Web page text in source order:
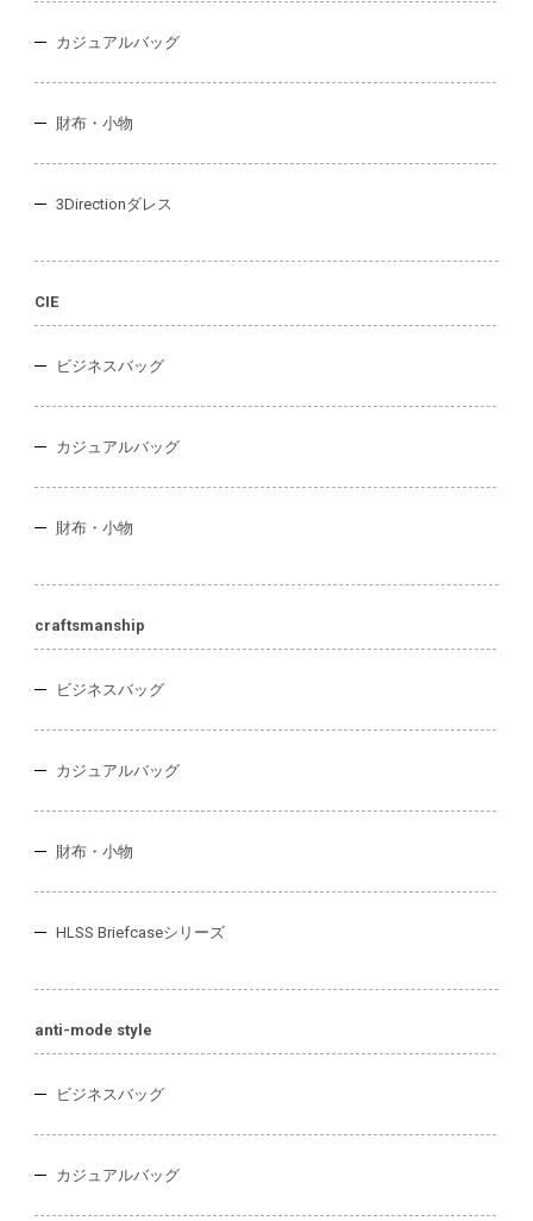
カジュアルバッグ
財布・小物
3Directionダレス
CIE
ビジネスバッグ
カジュアルバッグ
財布・小物
craftsmanship
ビジネスバッグ
カジュアルバッグ
財布・小物
HLSS Briefcaseシリーズ
anti-mode style
ビジネスバッグ
カジュアルバッグ